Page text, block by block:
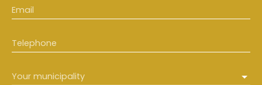
Email
Telephone
Your municipality